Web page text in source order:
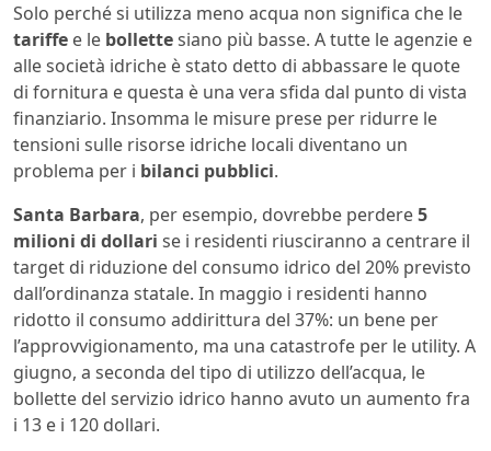
Solo perché si utilizza meno acqua non significa che le
tariffe e le bollettesiano più basse. A tutte le agenzie e
alle società idriche è stato detto di abbassare le quote
di fornitura e questa è una vera sfida dal punto di vista
finanziario. Insomma le misure prese per ridurre le
tensioni sulle risorse idriche locali diventano un
problema per i bilanci pubblici.
Santa Barbara, per esempio, dovrebbe perdere5
milioni di dollari se i residenti riusciranno a centrare il
target di riduzione del consumo idrico del 20% previsto
dall’ordinanza statale. In maggio i residenti hanno
ridotto il consumo addirittura del 37%: un bene per
l’approvvigionamento, ma una catastrofe per le utility. A
giugno, a seconda del tipo di utilizzo dell’acqua, le
bollette del servizio idrico hanno avuto un aumento fra
i 13 e i 120 dollari.